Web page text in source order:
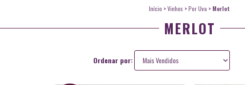
Início >Vinhos >Por Uva > Merlot
MERLOT
Ordenar por: